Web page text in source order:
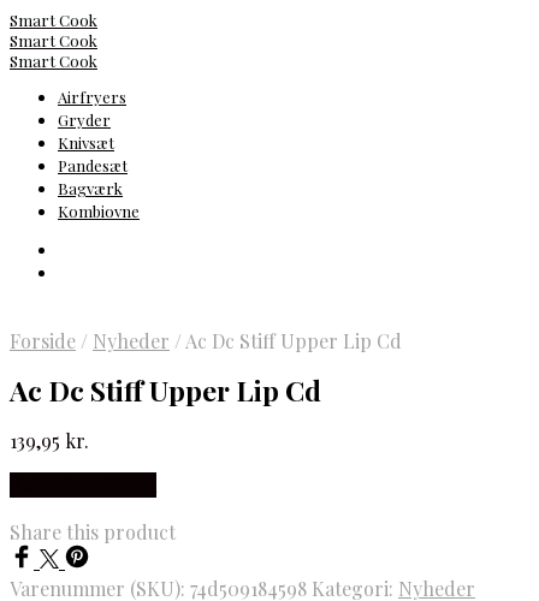
Smart Cook
Smart Cook
Smart Cook
Airfryers
Gryder
Knivsæt
Pandesæt
Bagværk
Kombiovne
Forside / Nyheder / Ac Dc Stiff Upper Lip Cd
Ac Dc Stiff Upper Lip Cd
139,95 kr.
Share this product
Varenummer (SKU): 74d509184598 Kategori: Nyheder